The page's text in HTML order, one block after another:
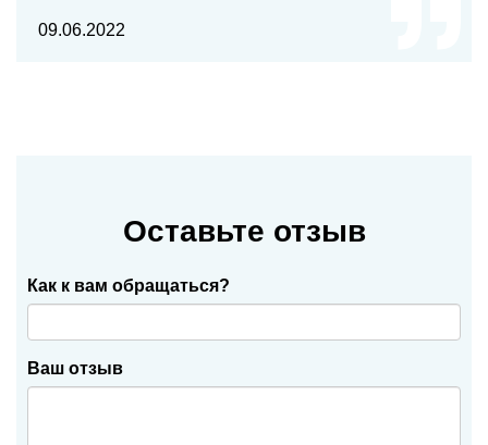
09.06.2022
Оставьте отзыв
Как к вам обращаться?
Ваш отзыв